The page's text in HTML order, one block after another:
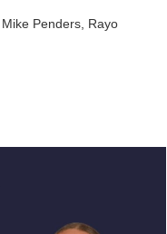
Mike Penders Rayo